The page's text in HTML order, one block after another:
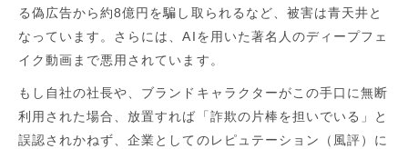
る偽広告から約8億円を騙し取られるなど、被害は青天井と
なっています。さらには、AIを用いた著名人のディープフェ
イク動画まで悪用されています。
もし自社の社長や、ブランドキャラクターがこの手口に無断
利用された場合、放置すれば「詐欺の片棒を担いでいる」と
誤認されかねず、企業としてのレピュテーション（風評）に